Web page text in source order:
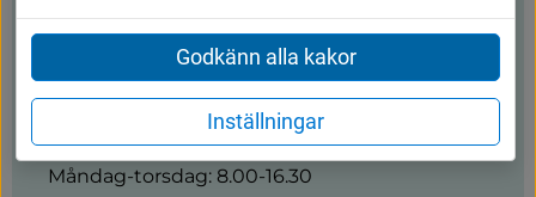
kommunen@vargarda.se
Kungsgatan 45, 447 80 Vårgårda
Måndag-torsdag: 8.00-16.30
Godkänn alla kakor
Inställningar